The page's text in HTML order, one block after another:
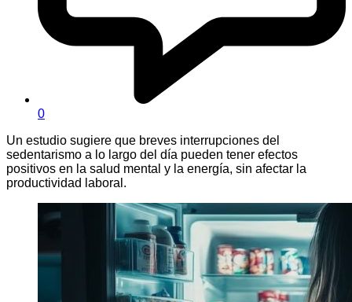
0
Un estudio sugiere que breves interrupciones del
sedentarismo a lo largo del día pueden tener efectos
positivos en la salud mental y la energía, sin afectar la
productividad laboral.